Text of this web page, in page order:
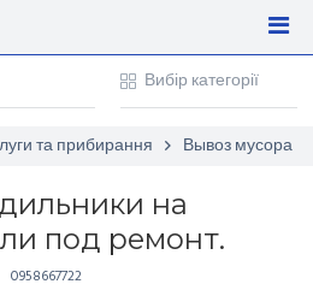
Контакти
підприємців
та прибирання Вывоз мусора
на
под ремонт.
0958667722